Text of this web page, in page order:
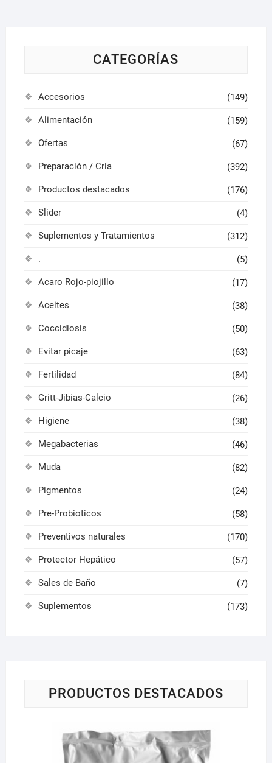
CATEGORÍAS
Accesorios (149)
Alimentación (159)
Ofertas (67)
Preparación / Cria (392)
Productos destacados (176)
Slider (4)
Suplementos y Tratamientos (312)
. (5)
Acaro Rojo-piojillo (17)
Aceites (38)
Coccidiosis (50)
Evitar picaje (63)
Fertilidad (84)
Gritt-Jibias-Calcio (26)
Higiene (38)
Megabacterias (46)
Muda (82)
Pigmentos (24)
Pre-Probioticos (58)
Preventivos naturales (170)
Protector Hepático (57)
Sales de Baño (7)
Suplementos (173)
PRODUCTOS DESTACADOS